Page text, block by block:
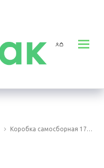
Коробка самосборная 175х175х25 мм